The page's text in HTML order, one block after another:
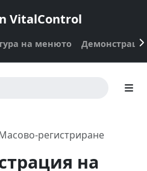
VitalControl
на менюто
регистриране
на